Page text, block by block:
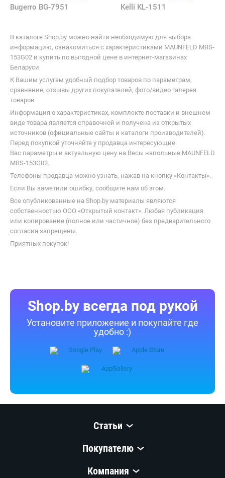
Bugerro BG-7951 Kelli KL-1511
В каталоге Shop.by можно найти необходимую для выбора
информацию, ознакомиться с характеристиками MAUNFELD MBS-
153G02 и купить по выгодной цене в интернет-магазинах
Беларуси.
К Вашим услугам удобный подбор товаров по параметрам,
сравнение, отзывы других покупателей, фото/видео галерея
товаров.
Информация о характеристиках, комплекте поставки и внешнем
виде товара является справочной и получена из открытых
источников (официальные сайты и каталоги производителей).
Перед покупкой уточняйте у продавца интересующие
Вас параметры и актуальную цену на Весы напольные MAUNFELD
MBS-153G02.
Телефоны продавца можно узнать, нажав на кнопку «Контакты».
Если Вы заметили ошибку, сообщите нам об этом.
Все опубликованные на Shop.by материалы являются
собственностью ООО «Открытый контакт». Любая публикация
или копирование (полное или частичное) без предварительного
согласия запрещены.
Приятных покупок!
Shop.by всегда под рукой
Установите приложение и покупайте где
удобно :)
Статьи
Покупателю
Компания